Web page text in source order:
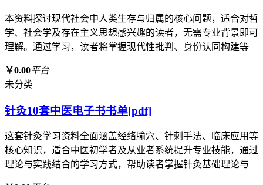
本资料探讨现代社会中人类生存与归属的核心问题，适合对哲
学、社会学及存在主义思想感兴趣的读者，无需专业背景即可
理解。通过学习，读者将掌握现代性批判、身份认同构建等
￥0.00平台
未分类
针灸10套中医电子书书单[pdf]
这套针灸学习资料全面涵盖经络腧穴、针刺手法、临床应用等
核心知识，适合中医初学者及从业者系统提升专业技能，通过
理论与实践结合的学习方式，帮助读者掌握针灸基础理论与